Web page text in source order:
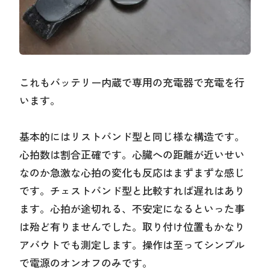
これもバッテリー内蔵で専用の充電器で充電を行
います。
基本的にはリストバンド型と同じ様な構造です。
心拍数は割合正確です。心臓への距離が近いせい
なのか急激な心拍の変化も反応はまずまずな感じ
です。チェストバンド型と比較すれば遅れはあり
ます。心拍が途切れる、不安定になるといった事
は殆ど有りませんでした。取り付け位置もかなり
アバウトでも測定します。操作は至ってシンプル
で電源のオンオフのみです。